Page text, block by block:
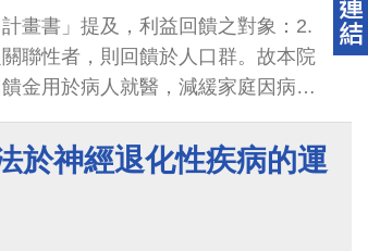
畫書」提及，利益回饋之對象：2.
聯性者，則回饋於人口群。故本院
金用於病人就醫，減緩家庭因病人
工與個案/ 家庭會談，了解家庭暨社
使用情形，進一步評估此次就醫過
並請個案/家屬備妥相關福利身份證
內、外相關經濟補助協助。補助項
用、機構安置費用、急難救助等，
於神經退化性疾病的運